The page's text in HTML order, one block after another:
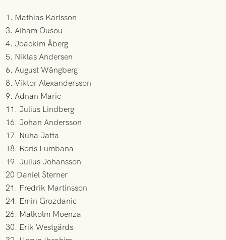
1. Mathias Karlsson
3. Aiham Ousou
4. Joackim Åberg
5. Niklas Andersen
6. August Wängberg
8. Viktor Alexandersson
9. Adnan Maric
11. Julius Lindberg
16. Johan Andersson
17. Nuha Jatta
18. Boris Lumbana
19. Julius Johansson
20 Daniel Sterner
21. Fredrik Martinsson
24. Emin Grozdanic
26. Malkolm Moenza
30. Erik Westgärds